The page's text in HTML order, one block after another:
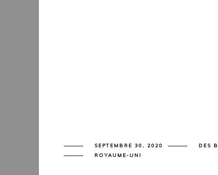
SEPTEMBRE 30, 2020
DES
ROYAUME-UNI